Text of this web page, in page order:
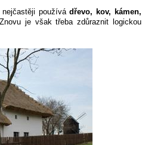
nejčastěji používádřevo, kov, kámen,
Znovu je však třeba zdůraznit logickou